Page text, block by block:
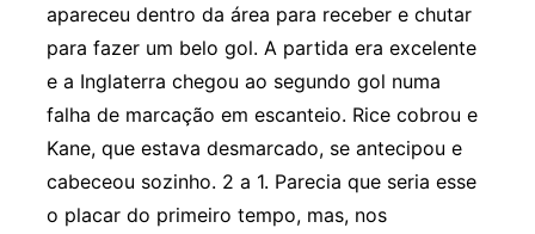
apareceu dentro da área para receber e chutar
para fazer um belo gol. A partida era excelente
e a Inglaterra chegou ao segundo gol numa
falha de marcação em escanteio. Rice cobrou e
Kane, que estava desmarcado, se antecipou e
cabeceou sozinho. 2 a 1. Parecia que seria esse
o placar do primeiro tempo, mas, nos